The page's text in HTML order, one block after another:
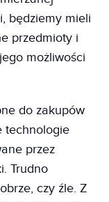
będziemy mieli
przedmioty i
możliwości
do zakupów
technologie
przez
Trudno
czy źle. Z